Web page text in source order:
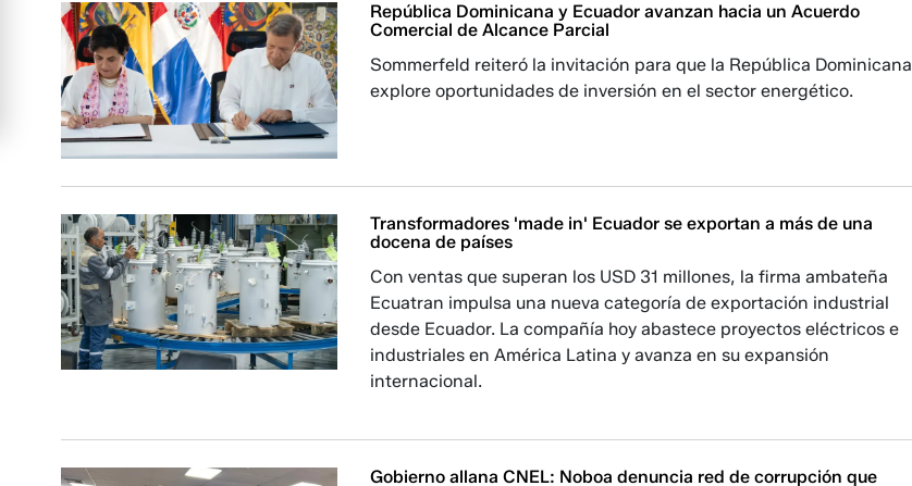
República Dominicana y Ecuador avanzan hacia un Acuerdo
Comercial de Alcance Parcial
Sommerfeld reiteró la invitación para que la República Dominicana
explore oportunidades de inversión en el sector energético.
Transformadores 'made in' Ecuador se exportan a más de una
docena de países
Con ventas que superan los USD 31 millones, la firma ambateña
Ecuatran impulsa una nueva categoría de exportación industrial
desde Ecuador. La compañía hoy abastece proyectos eléctricos e
industriales en América Latina y avanza en su expansión
internacional.
Gobierno allana CNEL: Noboa denuncia red de corrupción que